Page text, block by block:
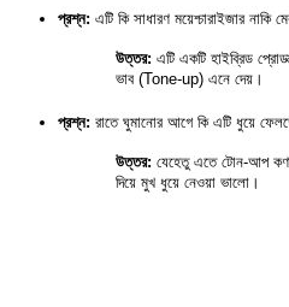
প্রশ্ন: এটি কি সাধারণ ময়েশ্চারাইজার নাকি
উত্তর: এটি একটি হাইব্রিড
ভাব (Tone-up) এনে দেয়।
প্রশ্ন: রাতে ঘুমানোর আগে কি এটি ধুয়ে
উত্তর: যেহেতু এতে টোন-আপ
দিয়ে মুখ ধুয়ে নেওয়া ভালো।